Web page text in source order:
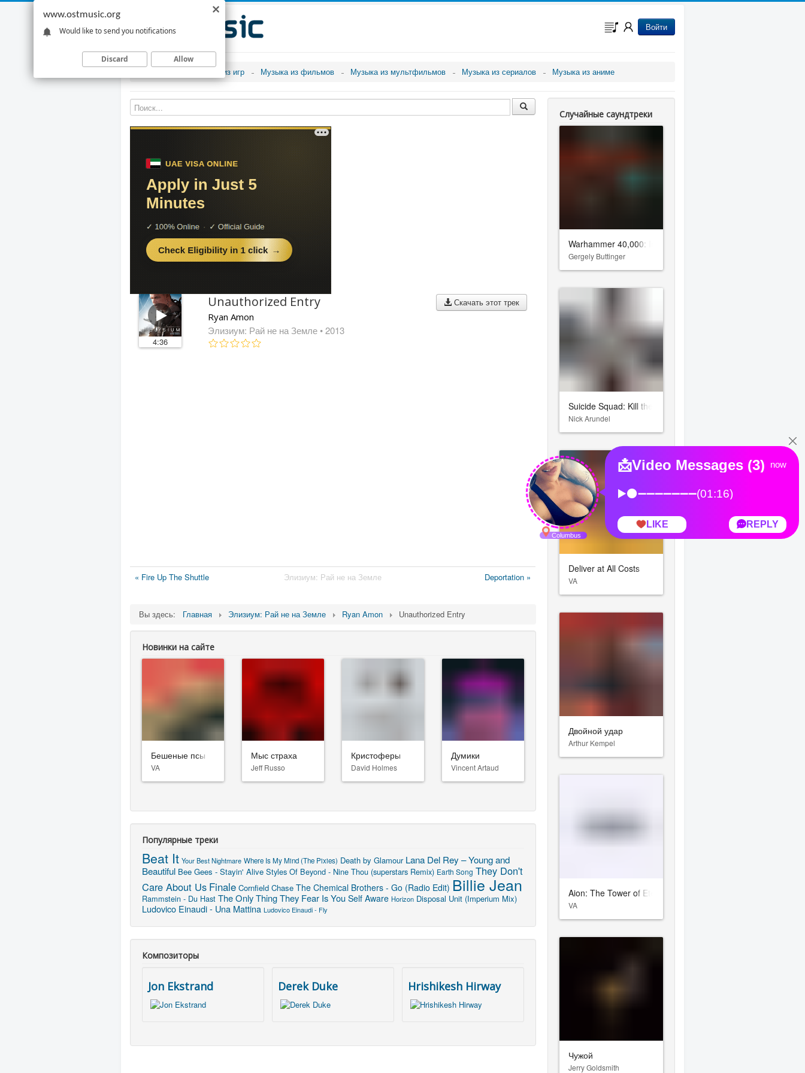
Войти
Музыка из игр Музыка из фильмов Музыка из мультфильмов Музыка из сериалов Музыка из аниме
4:36
Скачать этот трек
Unauthorized Entry
Ryan Amon
Элизиум: Рай не на Земле • 2013
« Fire Up The Shuttle Элизиум: Рай не на Земле Deportation »
Вы здесь: Главная Элизиум: Рай не на Земле Ryan Amon Unauthorized Entry
Новинки на сайте
Бешеные псы
VA
Мыс страха
Jeff Russo
Кристоферы
David Holmes
Думики
Vincent Artaud
Популярные треки
Beat It Your Best Nightmare Where Is My Mind (The Pixies) Death by Glamour Lana Del Rey – Young and
Beautiful Bee Gees - Stayin' Alive Styles Of Beyond - Nine Thou (superstars Remix) Earth Song They Don't
Care About Us Finale Cornfield Chase The Chemical Brothers - Go (Radio Edit) Billie Jean
Rammstein - Du Hast The Only Thing They Fear Is You Self Aware Horizon Disposal Unit (Imperium Mix)
Ludovico Einaudi - Una Mattina Ludovico Einaudi - Fly
Композиторы
Jon Ekstrand Derek Duke Hrishikesh Hirway
Случайные саундтреки
Warhammer 40,000: Inquisitor - Prophecy
Gergely Buttinger
Suicide Squad: Kill the Justice League
Nick Arundel
Deliver at All Costs
VA
Двойной удар
Arthur Kempel
Aion: The Tower of Eternity
VA
Чужой
Jerry Goldsmith
www.ostmusic.org
Would like to send you notifications
Discard Allow